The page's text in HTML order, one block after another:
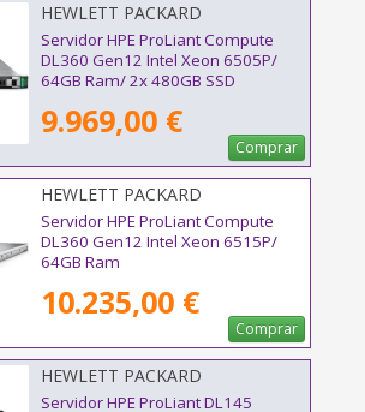
HEWLETT PACKARD
ENTERPRISE - P89233-425
Servidor HPE ProLiant Compute
DL360 Gen12 Intel Xeon 6505P/
64GB Ram/ 2x 480GB SSD
9.969,00 €
Comprar
HEWLETT PACKARD
ENTERPRISE - P95989-425
Servidor HPE ProLiant Compute
DL360 Gen12 Intel Xeon 6515P/
64GB Ram
10.235,00 €
Comprar
HEWLETT PACKARD
ENTERPRISE - P79814-425
Servidor HPE ProLiant DL145